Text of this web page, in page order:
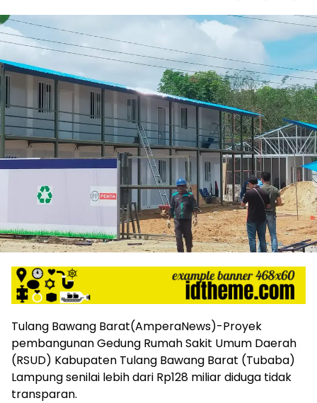
lokal
dan
dinamis,
memiliki
kisaran
harga
iklan
yang
relatif
lebih
murah
Koran
media
siber
desain
Koran
dan
siber
lebih
eksklusif,
bergaya
trendi,
Tulang Bawang Barat(AmperaNews)-Proyek
pembangunan Gedung Rumah Sakit Umum Daerah
(RSUD) Kabupaten Tulang Bawang Barat (Tubaba)
Lampung senilai lebih dari Rp128 miliar diduga tidak
transparan.